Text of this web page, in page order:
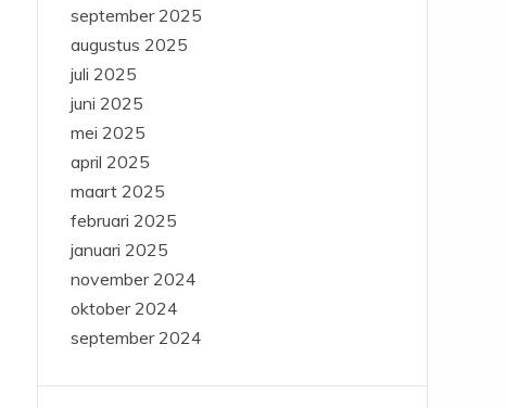
september 2025
augustus 2025
juli 2025
juni 2025
mei 2025
april 2025
maart 2025
februari 2025
januari 2025
november 2024
oktober 2024
september 2024